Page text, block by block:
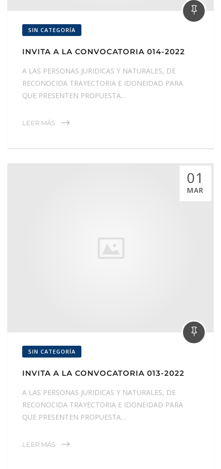
SIN CATEGORÍA
INVITA A LA CONVOCATORIA 014-2022
A LAS PERSONAS JURIDICAS Y NATURALES, DE
RECONOCIDA TRAYECTORIA E IDONEIDAD PARA
QUE PRESENTEN PROPUESTA…
LEER MÁS
01
MAR
SIN CATEGORÍA
INVITA A LA CONVOCATORIA 013-2022
A LAS PERSONAS JURIDICAS Y NATURALES, DE
RECONOCIDA TRAYECTORIA E IDONEIDAD PARA
QUE PRESENTEN PROPUESTA…
LEER MÁS